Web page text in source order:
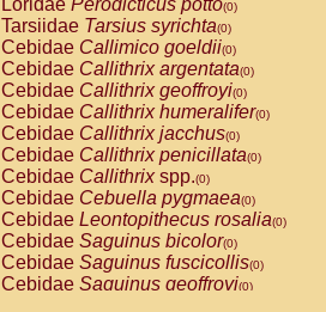
Loridae Perodicticus potto(0)
Tarsiidae Tarsius syrichta(0)
Cebidae Callimico goeldii(0)
Cebidae Callithrix argentata(0)
Cebidae Callithrix geoffroyi(0)
Cebidae Callithrix humeralifer(0)
Cebidae Callithrix jacchus(0)
Cebidae Callithrix penicillata(0)
Cebidae Callithrixspp.(0)
Cebidae Cebuella pygmaea(0)
Cebidae Leontopithecus rosalia(0)
Cebidae Saguinus bicolor(0)
Cebidae Saguinus fuscicollis(0)
Cebidae Saguinus geoffroyi(0)